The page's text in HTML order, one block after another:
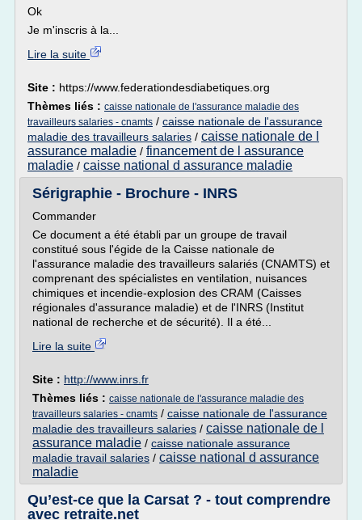
Ok
Je m'inscris à la...
Lire la suite
Site : https://www.federationdesdiabetiques.org
Thèmes liés : caisse nationale de l'assurance maladie des
travailleurs salaries - cnamts / caisse nationale de l'assurance
maladie des travailleurs salaries / caisse nationale de l
assurance maladie / financement de l assurance
maladie / caisse national d assurance maladie
Sérigraphie - Brochure - INRS
Commander
Ce document a été établi par un groupe de travail
constitué sous l'égide de la Caisse nationale de
l'assurance maladie des travailleurs salariés (CNAMTS) et
comprenant des spécialistes en ventilation, nuisances
chimiques et incendie-explosion des CRAM (Caisses
régionales d'assurance maladie) et de l'INRS (Institut
national de recherche et de sécurité). Il a été...
Lire la suite
Site : http://www.inrs.fr
Thèmes liés : caisse nationale de l'assurance maladie des
travailleurs salaries - cnamts / caisse nationale de l'assurance
maladie des travailleurs salaries / caisse nationale de l
assurance maladie / caisse nationale assurance
maladie travail salaries / caisse national d assurance
maladie
Qu’est-ce que la Carsat ? - tout comprendre
avec retraite.net